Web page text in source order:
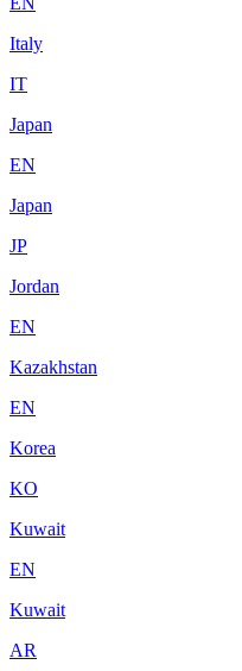
Italy
IT
Japan
EN
Japan
JP
Jordan
EN
Kazakhstan
EN
Korea
KO
Kuwait
EN
Kuwait
AR